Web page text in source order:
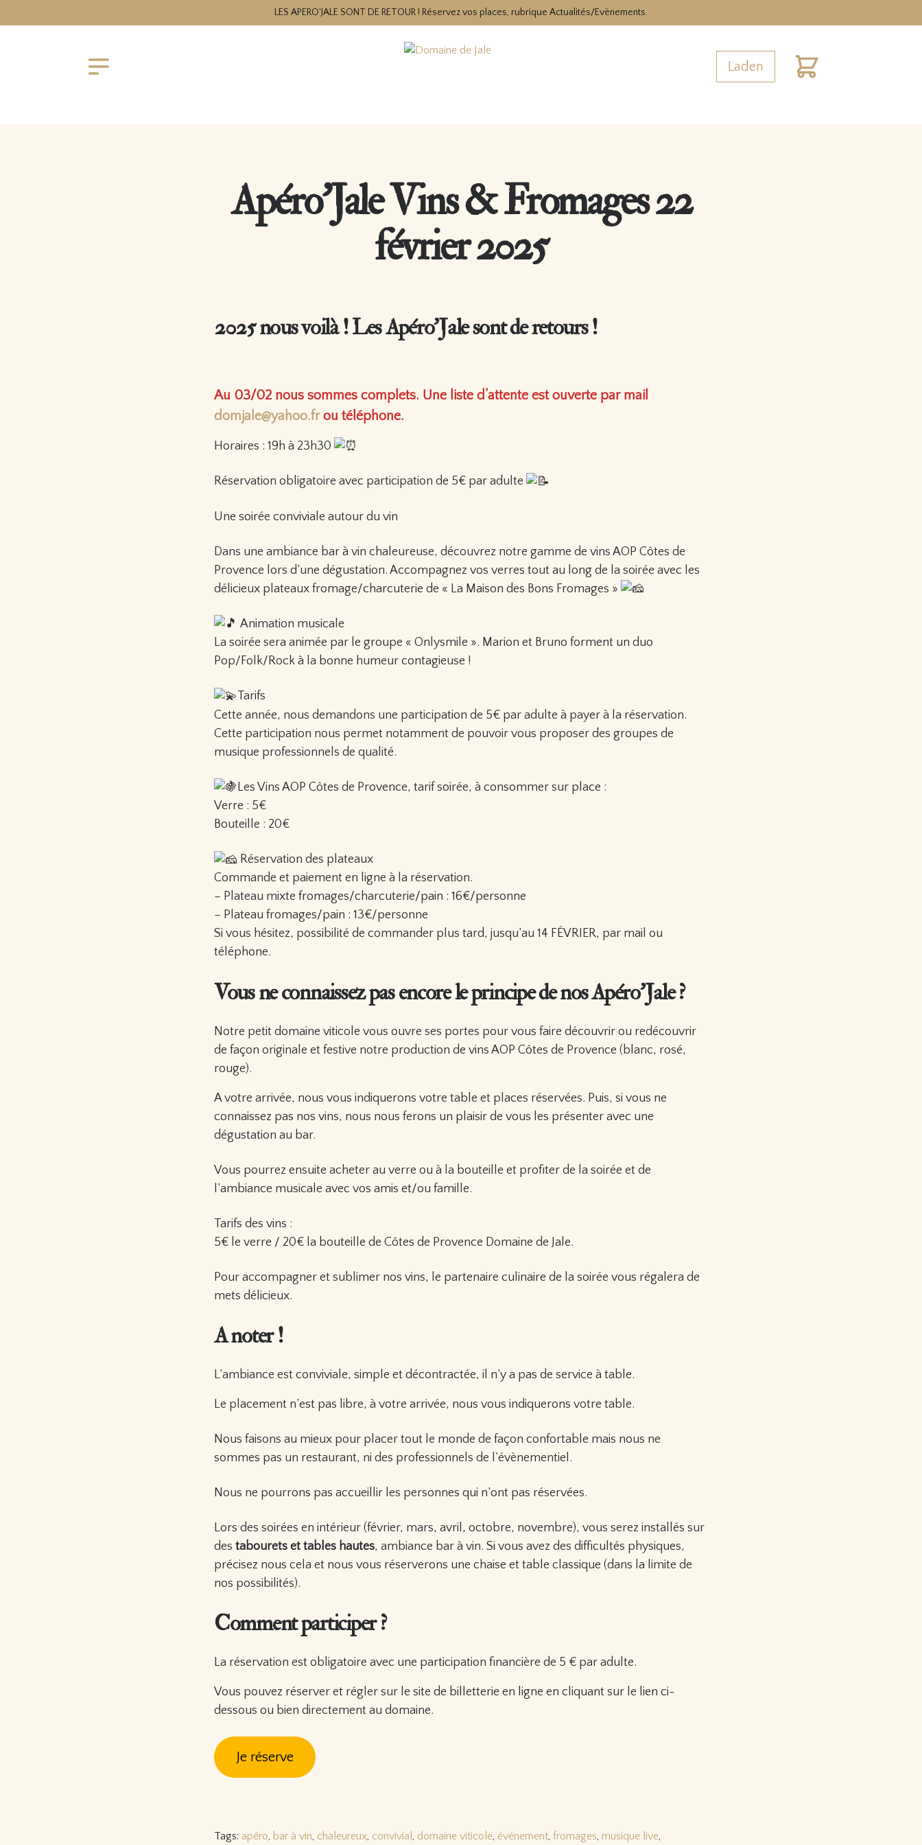
LES APERO'JALE SONT DE RETOUR ! Réservez vos places, rubrique Actualités/Evènements.
Laden
Warenkorb
Apéro’Jale Vins & Fromages 22
février 2025
2025 nous voilà ! Les Apéro’Jale sont de retours !
Au 03/02 nous sommes complets. Une liste d’attente est ouverte par mail
domjale@yahoo.frou téléphone.
Horaires : 19h à 23h30
Réservation obligatoire avec participation de 5€ par adulte
Une soirée conviviale autour du vin
Dans une ambiance bar à vin chaleureuse, découvrez notre gamme de vins AOP Côtes de
Provence lors d’une dégustation. Accompagnez vos verres tout au long de la soirée avec les
délicieux plateaux fromage/charcuterie de « La Maison des Bons Fromages »
Animation musicale
La soirée sera animée par le groupe « Onlysmile ». Marion et Bruno forment un duo
Pop/Folk/Rock à la bonne humeur contagieuse !
Tarifs
Cette année, nous demandons une participation de 5€ par adulte à payer à la réservation.
Cette participation nous permet notamment de pouvoir vous proposer des groupes de
musique professionnels de qualité.
Les Vins AOP Côtes de Provence, tarif soirée, à consommer sur place :
Verre : 5€
Bouteille : 20€
Réservation des plateaux
Commande et paiement en ligne à la réservation.
– Plateau mixte fromages/charcuterie/pain : 16€/personne
– Plateau fromages/pain : 13€/personne
Si vous hésitez, possibilité de commander plus tard, jusqu’au 14 FÉVRIER, par mail ou
téléphone.
Vous ne connaissez pas encore le principe de nos Apéro’Jale ?
Notre petit domaine viticole vous ouvre ses portes pour vous faire découvrir ou redécouvrir
de façon originale et festive notre production de vins AOP Côtes de Provence (blanc, rosé,
rouge).
A votre arrivée, nous vous indiquerons votre table et places réservées. Puis, si vous ne
connaissez pas nos vins, nous nous ferons un plaisir de vous les présenter avec une
dégustation au bar.
Vous pourrez ensuite acheter au verre ou à la bouteille et profiter de la soirée et de
l’ambiance musicale avec vos amis et/ou famille.
Tarifs des vins :
5€ le verre / 20€ la bouteille de Côtes de Provence Domaine de Jale.
Pour accompagner et sublimer nos vins, le partenaire culinaire de la soirée vous régalera de
mets délicieux.
A noter !
L’ambiance est conviviale, simple et décontractée, il n’y a pas de service à table.
Le placement n’est pas libre, à votre arrivée, nous vous indiquerons votre table.
Nous faisons au mieux pour placer tout le monde de façon confortable mais nous ne
sommes pas un restaurant, ni des professionnels de l’évènementiel.
Nous ne pourrons pas accueillir les personnes qui n’ont pas réservées.
Lors des soirées en intérieur (février, mars, avril, octobre, novembre), vous serez installés sur
des tabourets et tables hautes, ambiance bar à vin. Si vous avez des difficultés physiques,
précisez nous cela et nous vous réserverons une chaise et table classique (dans la limite de
nos possibilités).
Comment participer ?
La réservation est obligatoire avec une participation financière de 5 € par adulte.
Vous pouvez réserver et régler sur le site de billetterie en ligne en cliquant sur le lien ci-
dessous ou bien directement au domaine.
Je réserve
Tags: apéro, bar à vin, chaleureux, convivial , domaine viticole, événement, fromages, musique live,